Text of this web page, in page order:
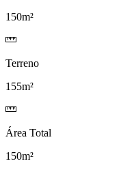
150m²
Terreno
155m²
Área Total
150m²